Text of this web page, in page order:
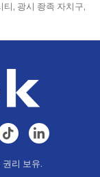
, 광시 좡족 자치구,
리 보유.